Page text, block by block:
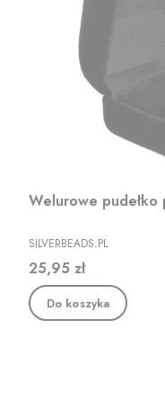
Welurowe
PRODUCENT
SILVERBEADS.PL
Cena
25,95 zł
Do koszyka